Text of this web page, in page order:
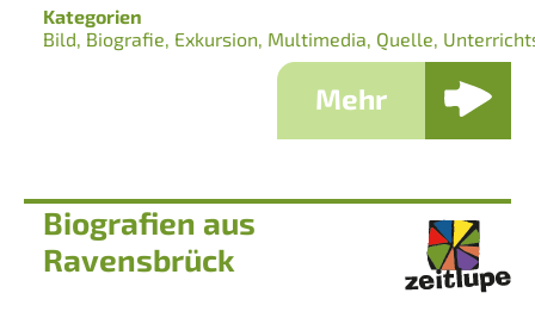
Kategorien
Bild Biografie Exkursion Multimedia Quelle
Mehr
Biografien aus
Ravensbrück